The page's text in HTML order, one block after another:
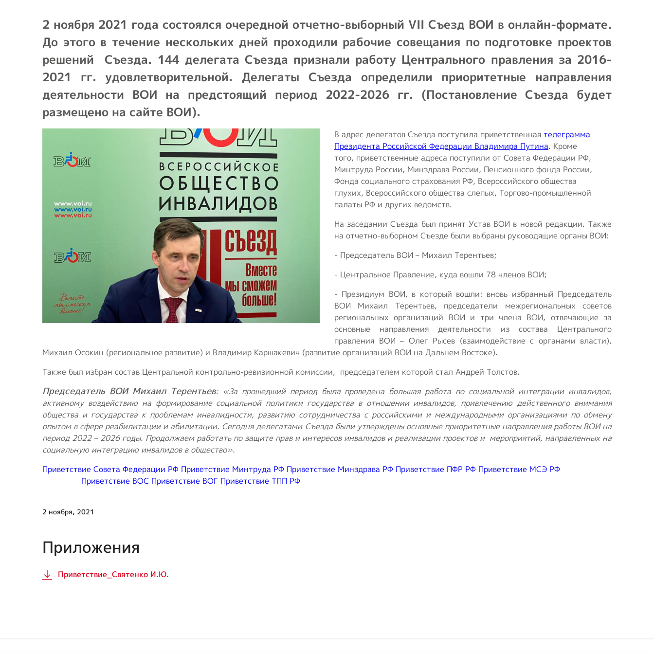
Вступить в ВОИ
Устав ВОИ
Мы в рабочих
группах
Отчеты
Ежегодный обзор
деятельности ВОИ
Образование и
активный образ
жизни
Ответы на часто
задаваемые
вопросы
Бесплатная
юридическая
помощь инвалидам
первичной ячейке
Положения и
регламенты
Концепция
Опросы ВЦИОМ
2 ноября 2021 года состоялся очередной отчетно-выборный VII Съезд ВОИ в онлайн-формате.
До этого в течение нескольких дней проходили рабочие совещания по подготовке проектов
решений Съезда. 144 делегата Съезда признали работу Центрального правления за 2016-
2021 гг. удовлетворительной. Делегаты Съезда определили приоритетные направления
деятельности ВОИ на предстоящий период 2022-2026 гг. (Постановление Съезда будет
размещено на сайте ВОИ).
В адрес делегатов Съезда поступила приветственная телеграмма
Президента Российской Федерации Владимира Путина. Кроме
того, приветственные адреса поступили от Совета Федерации РФ,
Минтруда России, Минздрава России, Пенсионного фонда России,
Фонда социального страхования РФ, Всероссийского общества
глухих, Всероссийского общества слепых, Торгово-промышленной
палаты РФ и других ведомств.
На заседании Съезда был принят Устав ВОИ в новой редакции. Также
на отчетно-выборном Съезде были выбраны руководящие органы ВОИ:
- Председатель ВОИ – Михаил Терентьев;
- Центральное Правление, куда вошли 78 членов ВОИ;
- Президиум ВОИ, в который вошли: вновь избранный Председатель
ВОИ Михаил Терентьев, председатели межрегиональных советов
региональных организаций ВОИ и три члена ВОИ, отвечающие за
основные направления деятельности из состава Центрального
правления ВОИ – Олег Рысев (взаимодействие с органами власти),
Михаил Осокин (региональное развитие) и Владимир Каршакевич (развитие организаций ВОИ на Дальнем Востоке).
Также был избран состав Центральной контрольно-ревизионной комиссии, председателем которой стал Андрей Толстов.
Председатель ВОИ Михаил Терентьев: «За прошедший период была проведена большая работа по социальной интеграции инвалидов,
активному воздействию на формирование социальной политики государства в отношении инвалидов, привлечению действенного внимания
общества и государства к проблемам инвалидности, развитию сотрудничества с российскими и международными организациями по обмену
опытом в сфере реабилитации и абилитации. Сегодня делегатами Съезда были утверждены основные приоритетные направления работы ВОИ на
период 2022 – 2026 годы. Продолжаем работать по защите прав и интересов инвалидов и реализации проектов и мероприятий, направленных на
социальную интеграцию инвалидов в общество».
Приветствие Совета Федерации РФ Приветствие Минтруда РФ Приветствие Минздрава РФ Приветствие ПФР РФ Приветствие МСЭ РФ
Приветствие ВОС Приветствие ВОГ Приветствие ТПП РФ
2 ноября, 2021
Приложения
Приветствие_Святенко И.Ю.